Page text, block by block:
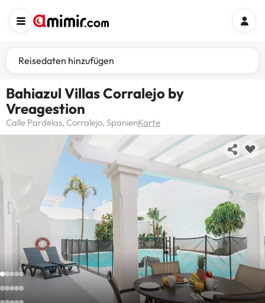
Reisedaten hinzufügen
Bahiazul Villas Corralejo by
Vreagestion
Calle Pardelas, Corralejo, SpanienKarte